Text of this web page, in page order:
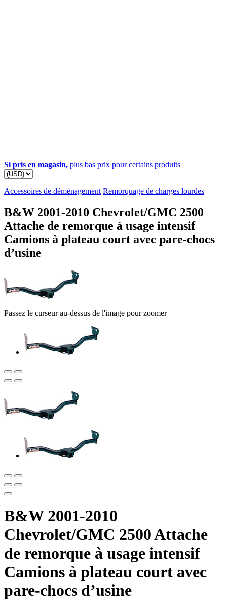
Si pris en magasin, plus bas prix pour certains produits
Accessoires de déménagement Remorquage de charges lourdes
B&W 2001-2010 Chevrolet/GMC 2500
Attache de remorque à usage intensif
Camions à plateau court avec pare-chocs
d’usine
Passez le curseur au-dessus de l'image pour zoomer
B&W 2001-2010
Chevrolet/GMC 2500 Attache
de remorque à usage intensif
Camions à plateau court avec
pare-chocs d’usine